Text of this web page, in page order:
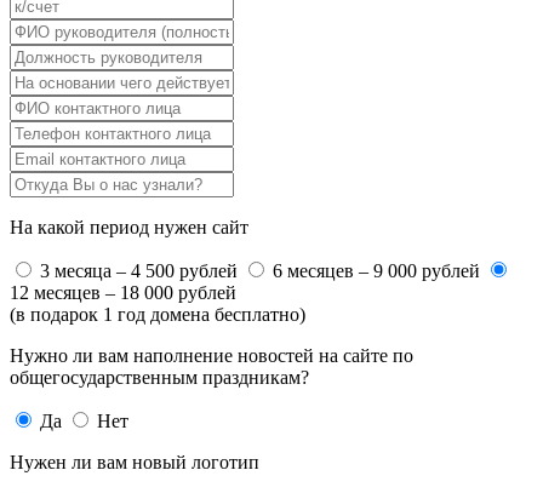
На какой период нужен сайт
3 месяца – 4 500 рублей
6 месяцев – 9 000 рублей
12 месяцев – 18 000 рублей
(в подарок 1 год домена бесплатно)
Нужно ли вам наполнение новостей на сайте по
общегосударственным праздникам?
Да
Нет
Нужен ли вам новый логотип